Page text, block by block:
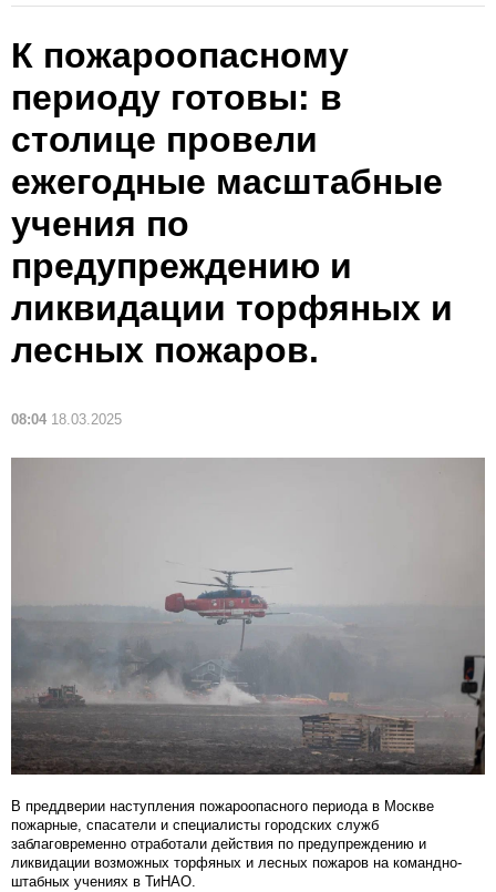
К пожароопасному
периоду готовы: в
столице провели
ежегодные масштабные
учения по
предупреждению и
ликвидации торфяных и
лесных пожаров.
08:04 18.03.2025
В преддверии наступления пожароопасного периода в Москве
пожарные, спасатели и специалисты городских служб
заблаговременно отработали действия по предупреждению и
ликвидации возможных торфяных и лесных пожаров на командно-
штабных учениях в ТиНАО.